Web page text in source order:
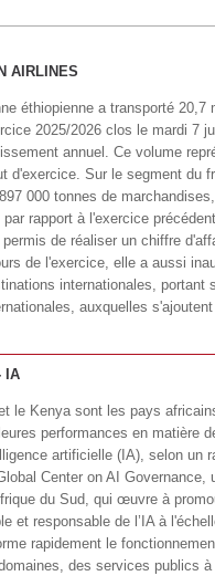
AIRLINES
éthiopienne a transporté 20,7
2025/2026 clos le mardi 7
annuel. Ce volume
d'exercice. Sur le segment du
000 tonnes de
rapport à l'exercice
de réaliser un chiffre
de l'exercice, elle a aussi
internationales, portant
auxquelles
IA
et le Kenya sont les pays
performances en matière
artificielle (IA), selon un
Center on AI Governance,
du Sud, qui œuvre à
et responsable de l’IA à
rapidement le
des services publics à